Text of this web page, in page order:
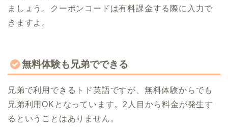
ましょう。クーポンコードは有料課金する際に入力で
きますよ。
無料体験も兄弟でできる
兄弟で利用できるトド英語ですが、無料体験からでも
兄弟利用OKとなっています。2人目から料金が発生す
るということはありません。